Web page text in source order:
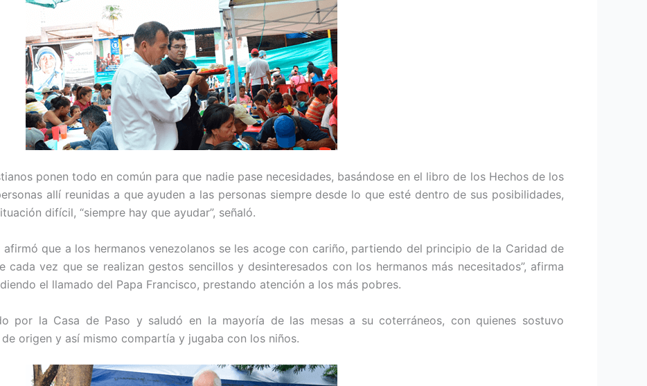
ponen todo en común para que nadie pase necesidades, basándose en el libro de los Hechos de los
allí reunidas a que ayuden a las personas siempre desde lo que esté dentro de sus posibilidades,
difícil, “siempre hay que ayudar”, señaló.
que a los hermanos venezolanos se les acoge con cariño, partiendo del principio de la Caridad de
vez que se realizan gestos sencillos y desinteresados con los hermanos más necesitados”, afirma
el llamado del Papa Francisco, prestando atención a los más pobres.
por la Casa de Paso y saludó en la mayoría de las mesas a su coterráneos, con quienes sostuvo
origen y así mismo compartía y jugaba con los niños.